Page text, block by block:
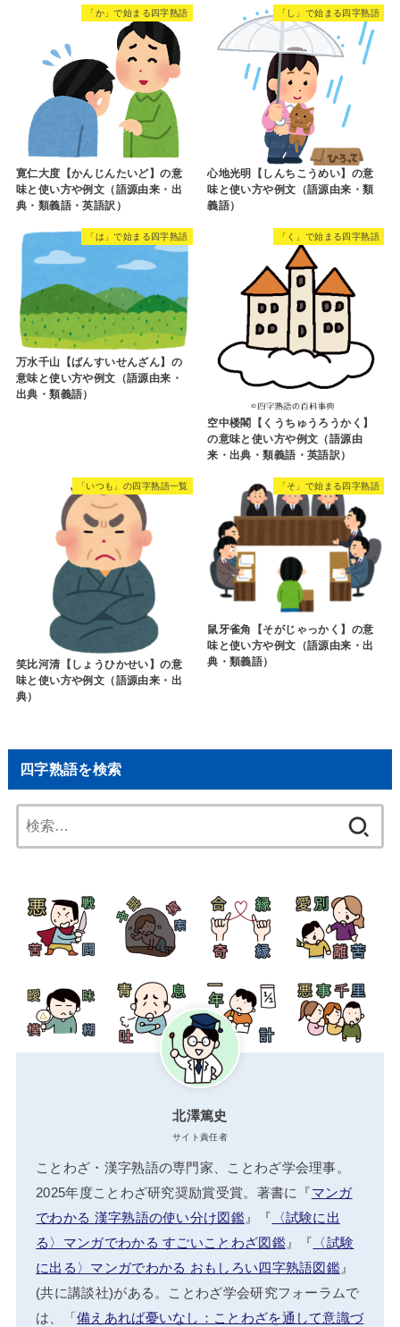
「か」で始まる四字熟語
寛仁大度【かんじんたいど】の意
味と使い方や例文（語源由来・出
典・類義語・英語訳）
「し」で始まる四字熟語
心地光明【しんちこうめい】の意
味と使い方や例文（語源由来・類
義語）
「は」で始まる四字熟語
万水千山【ばんすいせんざん】の
意味と使い方や例文（語源由来・
出典・類義語）
「く」で始まる四字熟語
空中楼閣【くうちゅうろうかく】
の意味と使い方や例文（語源由
来・出典・類義語・英語訳）
「いつも」の四字熟語一覧
笑比河清【しょうひかせい】の意
味と使い方や例文（語源由来・出
典）
「そ」で始まる四字熟語
鼠牙雀角【そがじゃっかく】の意
味と使い方や例文（語源由来・出
典・類義語）
四字熟語を検索
索:
北澤篤史
サイト責任者
ことわざ・漢字熟語の専門家、ことわざ学会理事。
2025年度ことわざ研究奨励賞受賞。著書に『マンガ
でわかる 漢字熟語の使い分け図鑑』『 〈試験に出
る〉マンガでわかる すごいことわざ図鑑』『 〈試験
に出る〉マンガでわかる おもしろい四字熟語図鑑』
(共に講談社)がある。ことわざ学会研究フォーラムで
は、「備えあれば憂いなし：ことわざを通して意識づ